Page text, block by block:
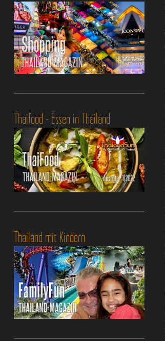
Thaifood - Essen in Thailand
Thailand mit Kindern